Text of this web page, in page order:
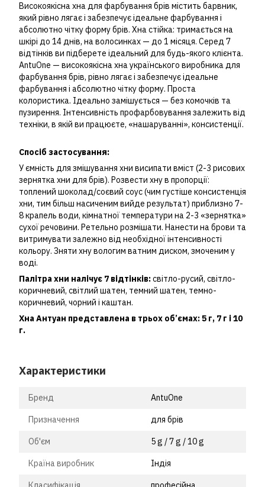
Високоякісна хна для фарбування брів містить барвник,
який рівно лягає і забезпечує ідеальне фарбування і
абсолютно чітку форму брів. Хна стійка: тримається на
шкірі до 14 днів, на волосинках — до 1 місяця. Серед 7
відтінків ви підберете ідеальний для будь-якого клієнта.
AntuOne — високоякісна хна українського виробника для
фарбування брів, рівно лягає і забезпечує ідеальне
фарбування і абсолютно чітку форму. Проста
колористика. Ідеально замішується — без комочків та
пузирення. Інтенсивність профарбовування залежить від
техніки, в якій ви працюєте, «нашаруванні», консистенції.
Спосіб застосування:
У ємність для змішування хни висипати вміст (2-3 рисових
зернятка хни для брів). Розвести хну в пропорції:
топлений шоколад/соєвий соус (чим густіше консистенція
хни, тим більш насиченим вийде результат) приблизно 7-
8 крапель води, кімнатної температури на 2-3 «зернятка»
сухої речовини. Ретельно розмішати. Нанести на брови та
витримувати залежно від необхідної інтенсивності
кольору. Зняти хну вологим ватним диском, змоченим у
воді.
Палітра хни налічує 7 відтінків:світло-русий, світло-
коричневий, світлий шатен, темний шатен, темно-
коричневий, чорний і каштан.
Хна Антуан представлена в трьох об’ємах: 5 г, 7 г і 10
г.
Характеристики
Бренд AntuOne
Призначення для брів
Об'єм 5 g / 7 g / 10 g
Країна виробник Індія